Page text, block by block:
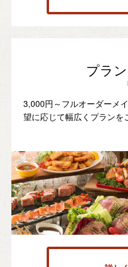
プラ
3,000円～フルオーダーメ
望に応じて幅広くプランを